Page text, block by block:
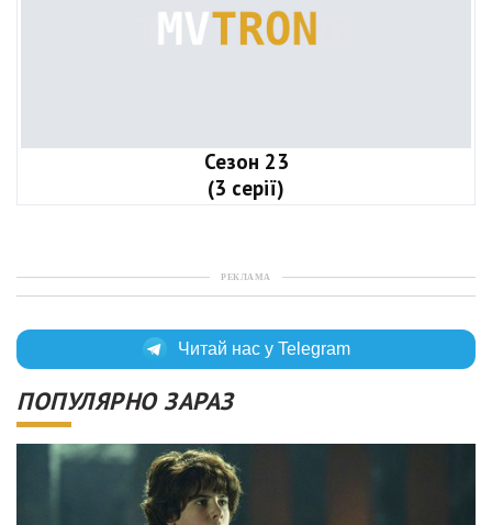
Сезон 23
(3 серії)
РЕКЛАМА
Читай нас у Telegram
ПОПУЛЯРНО ЗАРАЗ